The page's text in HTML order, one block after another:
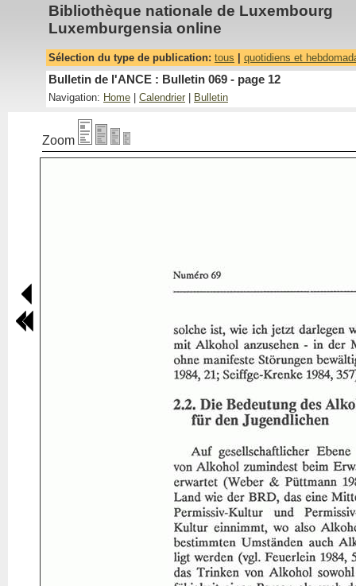
Bibliothèque nationale de Luxembourg
Luxemburgensia online
Sélection du type de publication: tous quotidiens et
Bulletin de l'ANCE : Bulletin 069 - page 12
Navigation: Home Calendrier Bulletin
Zoom